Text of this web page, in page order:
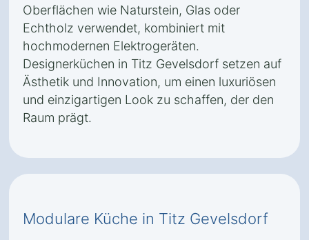
Oberflächen wie Naturstein, Glas oder
Echtholz verwendet, kombiniert mit
hochmodernen Elektrogeräten.
Designerküchen in Titz Gevelsdorf setzen auf
Ästhetik und Innovation, um einen luxuriösen
und einzigartigen Look zu schaffen, der den
Raum prägt.
Modulare Küche in Titz Gevelsdorf